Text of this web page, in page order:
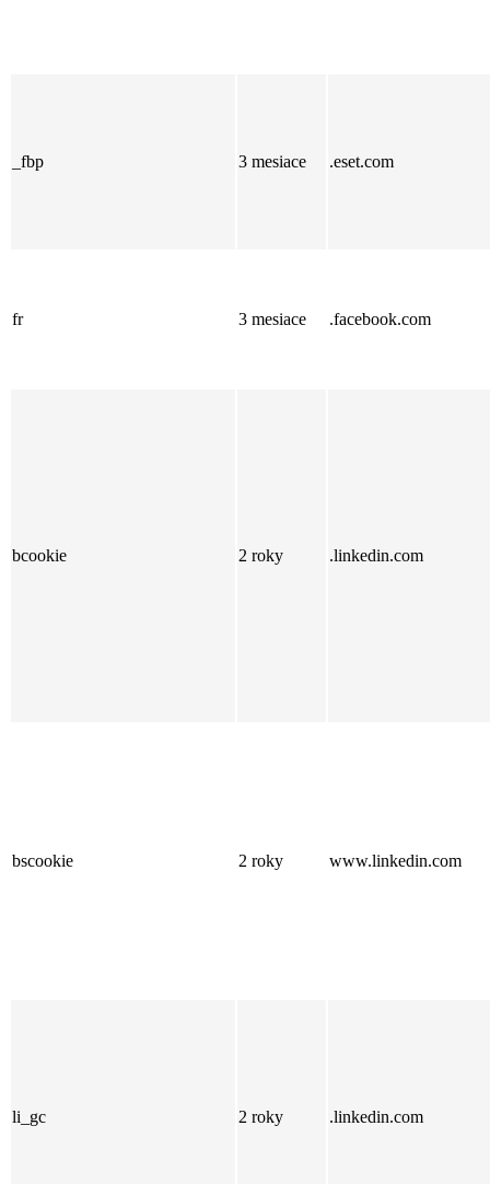
_fbp 3 mesiace .eset.com
fr 3 mesiace .facebook.com
bcookie 2 roky .linkedin.com
bscookie 2 roky www.linkedin.com
li_gc 2 roky .linkedin.com